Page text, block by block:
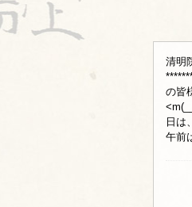
清明
の皆
日は
午前